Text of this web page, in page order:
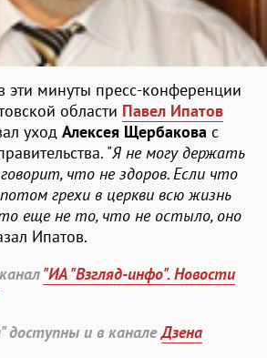
минуты пресс-конференции
области Павел Ипатов
уход Алексея Щербакова с
"Я не могу держать
говорит, что не здоров. Если что
грехи в церкви всю жизнь
еще не то, что не остыло, оно
Ипатов.
"ИА "Взгляд-инфо". Новости
доступны и в каналеДзена